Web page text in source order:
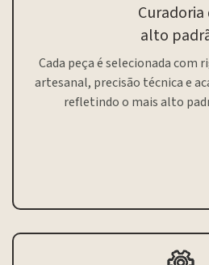
Curadoria
alto
Cada peça é selecionada com
artesanal, precisão técnica e
refletindo o mais alto